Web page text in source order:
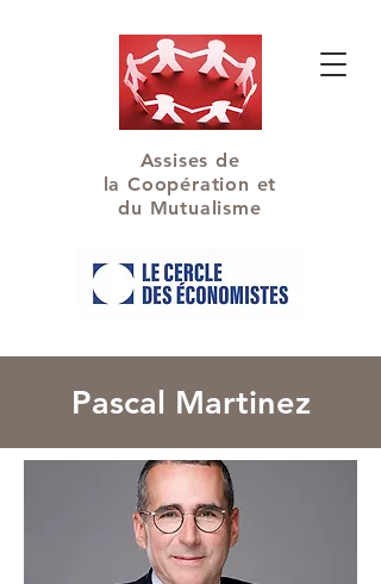
Assises de
la Coopération et
du Mutualisme
Pascal Martinez